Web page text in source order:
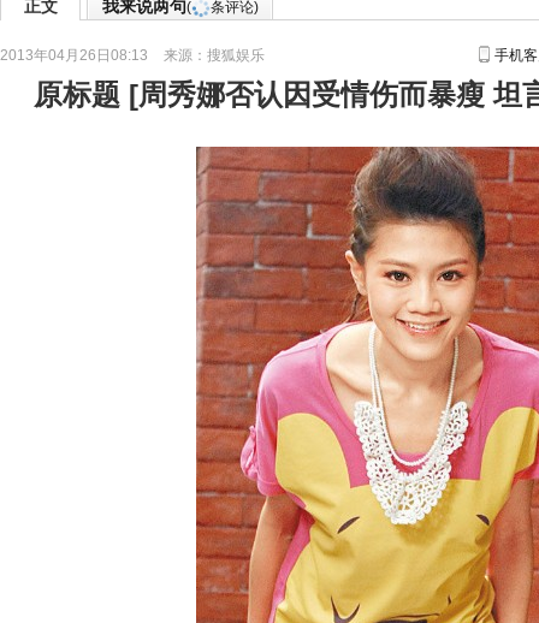
正文 我来说两句( 条评论)
2013年04月26日08:13 来源： 搜狐娱乐 手机
原标题 [周秀娜否认因受情伤而暴瘦 坦